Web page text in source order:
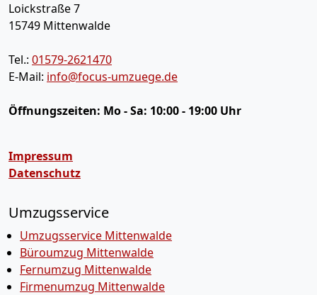
Loickstraße 7
15749 Mittenwalde
Tel.: 01579-2621470
E-Mail: info@focus-umzuege.de
Öffnungszeiten: Mo - Sa: 10:00 - 19:00 Uhr
Impressum
Datenschutz
Umzugsservice
Umzugsservice Mittenwalde
Büroumzug Mittenwalde
Fernumzug Mittenwalde
Firmenumzug Mittenwalde